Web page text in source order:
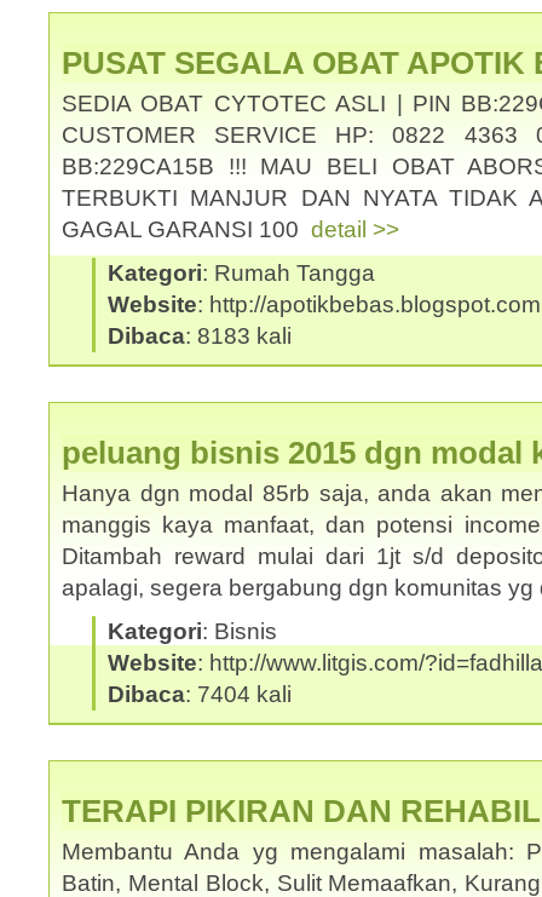
PUSAT SEGALA OBAT APOTIK
SEDIA OBAT CYTOTEC ASLI | PIN
CUSTOMER SERVICE HP: 0822 4363
BB:229CA15B !!! MAU BELI OBAT
TERBUKTI MANJUR DAN NYATA TIDAK
GAGAL GARANSI 100 detail >>
Kategori: Rumah Tangga
Website: http://apotikbebas.blogspot.com
Dibaca: 8183 kali
peluang bisnis 2015 dgn modal
Hanya dgn modal 85rb saja, anda akan
manggis kaya manfaat, dan potensi
Ditambah reward mulai dari 1jt s/d
apalagi, segera bergabung dgn komunitas
Kategori: Bisnis
Website: http://www.litgis.com/
Dibaca: 7404 kali
TERAPI PIKIRAN DAN
Membantu Anda yg mengalami masalah:
Batin, Mental Block, Sulit Memaafkan,